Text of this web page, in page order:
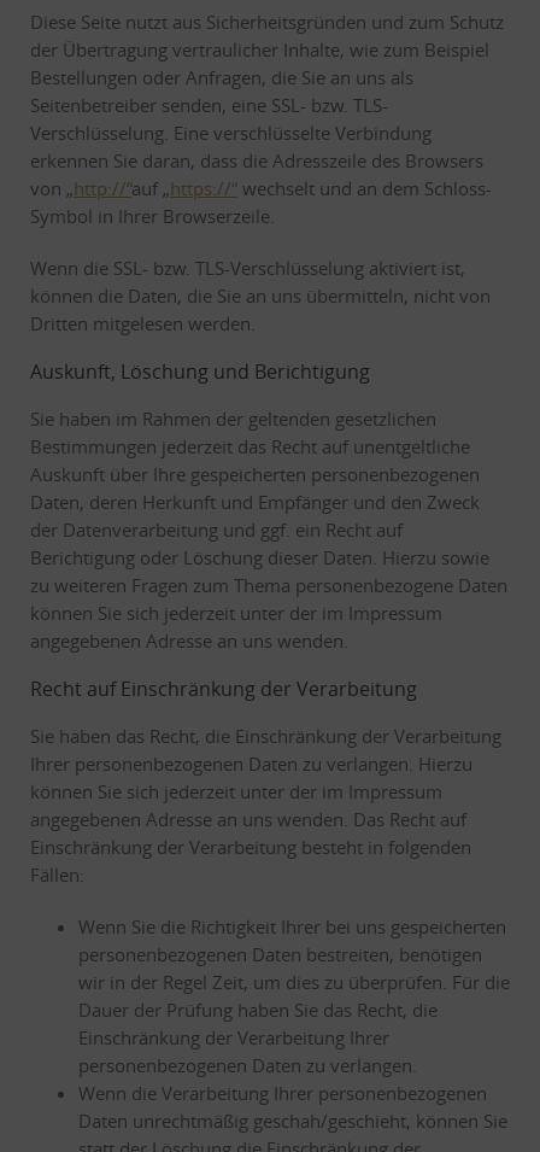
Diese Seite nutzt aus Sicherheitsgründen und zum Schutz
der Übertragung vertraulicher Inhalte, wie zum Beispiel
Bestellungen oder Anfragen, die Sie an uns als
Seitenbetreiber senden, eine SSL- bzw. TLS-
Verschlüsselung. Eine verschlüsselte Verbindung
erkennen Sie daran, dass die Adresszeile des Browsers
von „http://“auf „https://“ wechselt und an dem Schloss-
Symbol in Ihrer Browserzeile.
Wenn die SSL- bzw. TLS-Verschlüsselung aktiviert ist,
können die Daten, die Sie an uns übermitteln, nicht von
Dritten mitgelesen werden.
Auskunft, Löschung und Berichtigung
Sie haben im Rahmen der geltenden gesetzlichen
Bestimmungen jederzeit das Recht auf unentgeltliche
Auskunft über Ihre gespeicherten personenbezogenen
Daten, deren Herkunft und Empfänger und den Zweck
der Datenverarbeitung und ggf. ein Recht auf
Berichtigung oder Löschung dieser Daten. Hierzu sowie
zu weiteren Fragen zum Thema personenbezogene Daten
können Sie sich jederzeit unter der im Impressum
angegebenen Adresse an uns wenden.
Recht auf Einschränkung der Verarbeitung
Sie haben das Recht, die Einschränkung der Verarbeitung
Ihrer personenbezogenen Daten zu verlangen. Hierzu
können Sie sich jederzeit unter der im Impressum
angegebenen Adresse an uns wenden. Das Recht auf
Einschränkung der Verarbeitung besteht in folgenden
Fällen:
Wenn Sie die Richtigkeit Ihrer bei uns gespeicherten
personenbezogenen Daten bestreiten, benötigen
wir in der Regel Zeit, um dies zu überprüfen. Für die
Dauer der Prüfung haben Sie das Recht, die
Einschränkung der Verarbeitung Ihrer
personenbezogenen Daten zu verlangen.
Wenn die Verarbeitung Ihrer personenbezogenen
Daten unrechtmäßig geschah/geschieht, können Sie